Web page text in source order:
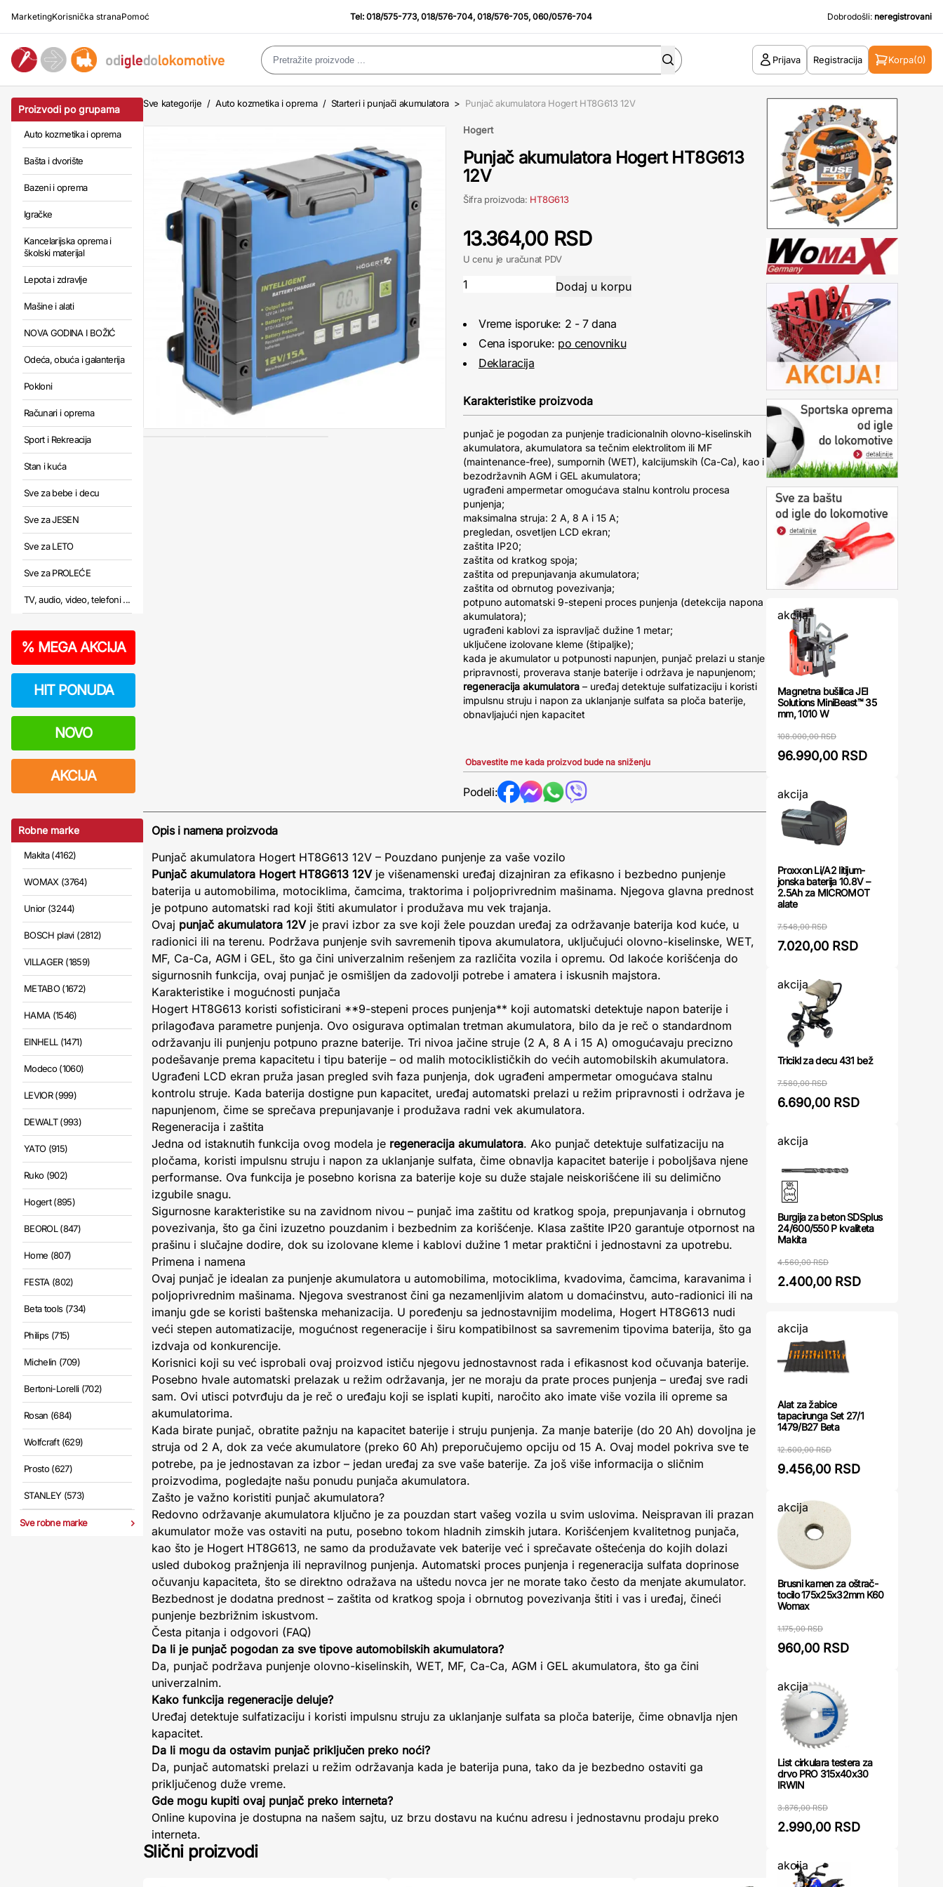
MarketingKorisnička stranaPomoć Tel:018/575-773,018/576-704,018/576-705,060/0576-704 Dobrodošli: neregistrovani
Prijava Registracija Korpa(0)
Proizvodi po grupama
Auto kozmetika i oprema
Bašta i dvorište
Bazeni i oprema
Igračke
Kancelarijska oprema i
školski materijal
Lepota i zdravlje
Mašine i alati
NOVA GODINA I BOŽIĆ
Odeća, obuća i galanterija
Pokloni
Računari i oprema
Sport i Rekreacija
Stan i kuća
Sve za bebe i decu
Sve za JESEN
Sve za LETO
Sve za PROLEĆE
TV, audio, video, telefoni ...
% MEGA AKCIJA
HIT PONUDA
NOVO
AKCIJA
Robne marke
Makita (4162)
WOMAX (3764)
Unior (3244)
BOSCH plavi (2812)
VILLAGER (1859)
METABO (1672)
HAMA (1546)
EINHELL (1471)
Modeco (1060)
LEVIOR (999)
DEWALT (993)
YATO (915)
Ruko (902)
Hogert (895)
BEOROL (847)
Home (807)
FESTA (802)
Beta tools (734)
Philips (715)
Michelin (709)
Bertoni-Lorelli (702)
Rosan (684)
Wolfcraft (629)
Prosto (627)
STANLEY (573)
Sve robne marke
Sve kategorije / Auto kozmetika i oprema / Starteri i punjači akumulatora > Punjač akumulatora Hogert HT8G613 12V
Hogert
Punjač akumulatora Hogert HT8G613
12V
Šifra proizvoda: HT8G613
13.364,00 RSD
U cenu je uračunat PDV
Vreme isporuke: 2 - 7 dana
Cena isporuke: po cenovniku
Deklaracija
Karakteristike proizvoda
punjač je pogodan za punjenje tradicionalnih olovno-kiselinskih
akumulatora, akumulatora sa tečnim elektrolitom ili MF
(maintenance-free), sumpornih (WET), kalcijumskih (Ca-Ca), kao i
bezodržavnih AGM i GEL akumulatora;
ugrađeni ampermetar omogućava stalnu kontrolu procesa
punjenja;
maksimalna struja: 2 A, 8 A i 15 A;
pregledan, osvetljen LCD ekran;
zaštita IP20;
zaštita od kratkog spoja;
zaštita od prepunjavanja akumulatora;
zaštita od obrnutog povezivanja;
potpuno automatski 9-stepeni proces punjenja (detekcija napona
akumulatora);
ugrađeni kablovi za ispravljač dužine 1 metar;
uključene izolovane kleme (štipaljke);
kada je akumulator u potpunosti napunjen, punjač prelazi u stanje
pripravnosti, proverava stanje baterije i održava je napunjenom;
regeneracija akumulatora – uređaj detektuje sulfatizaciju i koristi
impulsnu struju i napon za uklanjanje sulfata sa ploča baterije,
obnavljajući njen kapacitet
Obavestite me kada proizvod bude na sniženju
Podeli:
Opis i namena proizvoda
Punjač akumulatora Hogert HT8G613 12V – Pouzdano punjenje za vaše vozilo
Punjač akumulatora Hogert HT8G613 12Vje višenamenski uređaj dizajniran za efikasno i bezbedno punjenje
baterija u automobilima, motociklima, čamcima, traktorima i poljoprivrednim mašinama. Njegova glavna prednost
je potpuno automatski rad koji štiti akumulator i produžava mu vek trajanja.
Ovaj punjač akumulatora 12Vje pravi izbor za sve koji žele pouzdan uređaj za održavanje baterija kod kuće, u
radionici ili na terenu. Podržava punjenje svih savremenih tipova akumulatora, uključujući olovno-kiselinske, WET,
MF, Ca-Ca, AGM i GEL, što ga čini univerzalnim rešenjem za različita vozila i opremu. Od lakoće korišćenja do
sigurnosnih funkcija, ovaj punjač je osmišljen da zadovolji potrebe i amatera i iskusnih majstora.
Karakteristike i mogućnosti punjača
Hogert HT8G613 koristi sofisticirani **9-stepeni proces punjenja** koji automatski detektuje napon baterije i
prilagođava parametre punjenja. Ovo osigurava optimalan tretman akumulatora, bilo da je reč o standardnom
održavanju ili punjenju potpuno prazne baterije. Tri nivoa jačine struje (2 A, 8 A i 15 A) omogućavaju precizno
podešavanje prema kapacitetu i tipu baterije – od malih motociklističkih do većih automobilskih akumulatora.
Ugrađeni LCD ekran pruža jasan pregled svih faza punjenja, dok ugrađeni ampermetar omogućava stalnu
kontrolu struje. Kada baterija dostigne pun kapacitet, uređaj automatski prelazi u režim pripravnosti i održava je
napunjenom, čime se sprečava prepunjavanje i produžava radni vek akumulatora.
Regeneracija i zaštita
Jedna od istaknutih funkcija ovog modela je regeneracija akumulatora. Ako punjač detektuje sulfatizaciju na
pločama, koristi impulsnu struju i napon za uklanjanje sulfata, čime obnavlja kapacitet baterije i poboljšava njene
performanse. Ova funkcija je posebno korisna za baterije koje su duže stajale neiskorišćene ili su delimično
izgubile snagu.
Sigurnosne karakteristike su na zavidnom nivou – punjač ima zaštitu od kratkog spoja, prepunjavanja i obrnutog
povezivanja, što ga čini izuzetno pouzdanim i bezbednim za korišćenje. Klasa zaštite IP20 garantuje otpornost na
prašinu i slučajne dodire, dok su izolovane kleme i kablovi dužine 1 metar praktični i jednostavni za upotrebu.
Primena i namena
Ovaj punjač je idealan za punjenje akumulatora u automobilima, motociklima, kvadovima, čamcima, karavanima i
poljoprivrednim mašinama. Njegova svestranost čini ga nezamenljivim alatom u domaćinstvu, auto-radionici ili na
imanju gde se koristi baštenska mehanizacija. U poređenju sa jednostavnijim modelima, Hogert HT8G613 nudi
veći stepen automatizacije, mogućnost regeneracije i širu kompatibilnost sa savremenim tipovima baterija, što ga
izdvaja od konkurencije.
Korisnici koji su već isprobali ovaj proizvod ističu njegovu jednostavnost rada i efikasnost kod očuvanja baterije.
Posebno hvale automatski prelazak u režim održavanja, jer ne moraju da prate proces punjenja – uređaj sve radi
sam. Ovi utisci potvrđuju da je reč o uređaju koji se isplati kupiti, naročito ako imate više vozila ili opreme sa
akumulatorima.
Kada birate punjač, obratite pažnju na kapacitet baterije i struju punjenja. Za manje baterije (do 20 Ah) dovoljna je
struja od 2 A, dok za veće akumulatore (preko 60 Ah) preporučujemo opciju od 15 A. Ovaj model pokriva sve te
potrebe, pa je jednostavan za izbor – jedan uređaj za sve vaše baterije. Za još više informacija o sličnim
proizvodima, pogledajte našu ponudu punjača akumulatora.
Zašto je važno koristiti punjač akumulatora?
Redovno održavanje akumulatora ključno je za pouzdan start vašeg vozila u svim uslovima. Neispravan ili prazan
akumulator može vas ostaviti na putu, posebno tokom hladnih zimskih jutara. Korišćenjem kvalitetnog punjača,
kao što je Hogert HT8G613, ne samo da produžavate vek baterije već i sprečavate oštećenja do kojih dolazi
usled dubokog pražnjenja ili nepravilnog punjenja. Automatski proces punjenja i regeneracija sulfata doprinose
očuvanju kapaciteta, što se direktno odražava na uštedu novca jer ne morate tako često da menjate akumulator.
Bezbednost je dodatna prednost – zaštita od kratkog spoja i obrnutog povezivanja štiti i vas i uređaj, čineći
punjenje bezbrižnim iskustvom.
Česta pitanja i odgovori (FAQ)
Da li je punjač pogodan za sve tipove automobilskih akumulatora?
Da, punjač podržava punjenje olovno-kiselinskih, WET, MF, Ca-Ca, AGM i GEL akumulatora, što ga čini
univerzalnim.
Kako funkcija regeneracije deluje?
Uređaj detektuje sulfatizaciju i koristi impulsnu struju za uklanjanje sulfata sa ploča baterije, čime obnavlja njen
kapacitet.
Da li mogu da ostavim punjač priključen preko noći?
Da, punjač automatski prelazi u režim održavanja kada je baterija puna, tako da je bezbedno ostaviti ga
priključenog duže vreme.
Gde mogu kupiti ovaj punjač preko interneta?
Online kupovina je dostupna na našem sajtu, uz brzu dostavu na kućnu adresu i jednostavnu prodaju preko
interneta.
Slični proizvodi
akcija
Magnetna bušilica JEI
Solutions MiniBeast™ 35
mm, 1010 W
108.000,00 RSD
96.990,00 RSD
akcija
Proxxon Li/A2 litijum-
jonska baterija 10.8V –
2.5Ah za MICROMOT
alate
7.548,00 RSD
7.020,00 RSD
akcija
Tricikl za decu 431 bež
7.580,00 RSD
6.690,00 RSD
akcija
Burgija za beton SDSplus
24/600/550 P kvaliteta
Makita
4.560,00 RSD
2.400,00 RSD
akcija
Alat za žabice
tapacirunga Set 27/1
1479/B27 Beta
12.600,00 RSD
9.456,00 RSD
akcija
Brusni kamen za oštrač-
tocilo 175x25x32mm K60
Womax
1.175,00 RSD
960,00 RSD
akcija
List cirkulara testera za
drvo PRO 315x40x30
IRWIN
3.876,00 RSD
2.990,00 RSD
akcija